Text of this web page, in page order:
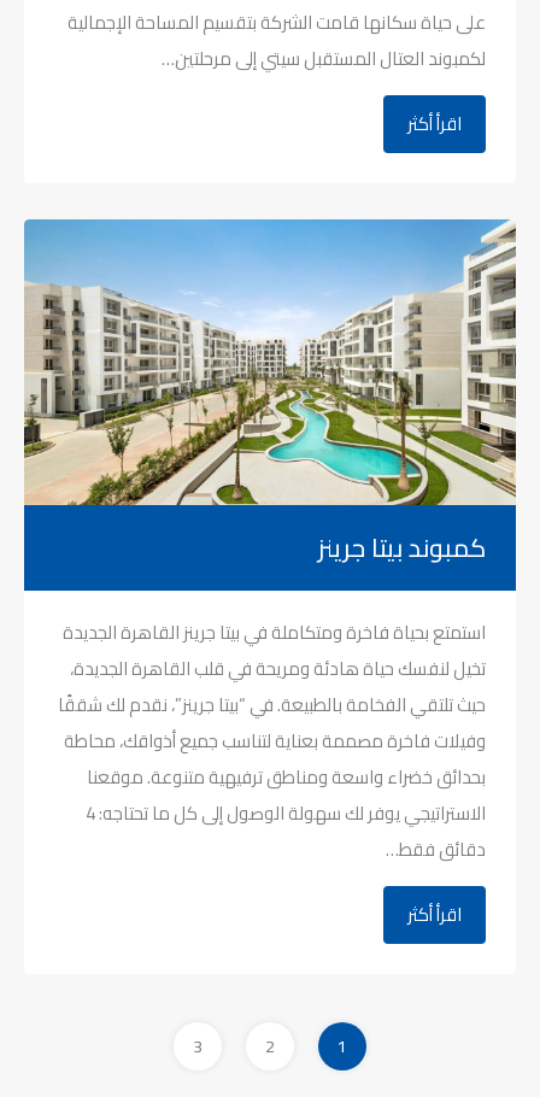
على حياة سكانها قامت الشركة بتقسيم المساحة الإجمالية
لكمبوند العتال المستقبل سيتي إلى مرحلتين…
اقرأ أكثر
كمبوند بيتا جرينز
استمتع بحياة فاخرة ومتكاملة في بيتا جرينز القاهرة الجديدة
تخيل لنفسك حياة هادئة ومريحة في قلب القاهرة الجديدة،
حيث تلتقي الفخامة بالطبيعة. في “بيتا جرينز”، نقدم لك شققًا
وفيلات فاخرة مصممة بعناية لتناسب جميع أذواقك، محاطة
بحدائق خضراء واسعة ومناطق ترفيهية متنوعة. موقعنا
الاستراتيجي يوفر لك سهولة الوصول إلى كل ما تحتاجه: 4
دقائق فقط…
اقرأ أكثر
1
2
3